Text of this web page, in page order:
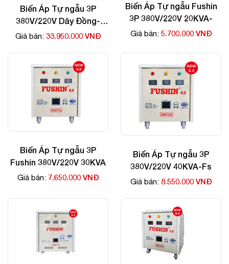
Biến Áp Tự ngẫu 3P
380V/220V Dây Đồng-
70kva
Giá bán: 33.950.000 VNĐ
Biến Áp Tự ngẫu Fushin
3P 380V/220V 20KVA-
Giá bán: 5.700.000 VNĐ
Biến Áp Tự ngẫu 3P
Fushin 380V/220V 30KVA
Giá bán: 7.650.000 VNĐ
Biến Áp Tự ngẫu 3P
380V/220V 40KVA-Fs
Giá bán: 8.550.000 VNĐ